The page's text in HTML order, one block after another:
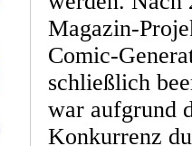
Magazin-
Comic-
schließlich
war aufgrund
Konkurrenz